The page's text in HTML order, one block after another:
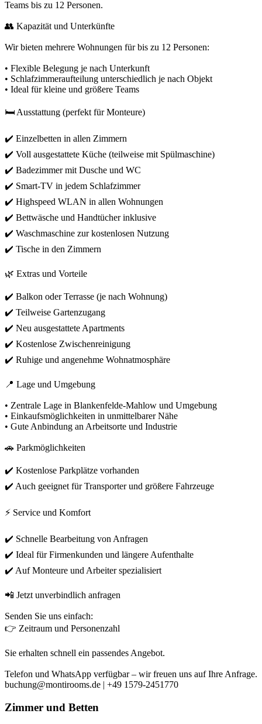
Teams bis zu 12 Personen.
👥 Kapazität und Unterkünfte
Wir bieten mehrere Wohnungen für bis zu 12 Personen:
• Flexible Belegung je nach Unterkunft
• Schlafzimmeraufteilung unterschiedlich je nach Objekt
• Ideal für kleine und größere Teams
🛏️ Ausstattung (perfekt für Monteure)
✔️ Einzelbetten in allen Zimmern
✔️ Voll ausgestattete Küche (teilweise mit Spülmaschine)
✔️ Badezimmer mit Dusche und WC
✔️ Smart-TV in jedem Schlafzimmer
✔️ Highspeed WLAN in allen Wohnungen
✔️ Bettwäsche und Handtücher inklusive
✔️ Waschmaschine zur kostenlosen Nutzung
✔️ Tische in den Zimmern
🌿 Extras und Vorteile
✔️ Balkon oder Terrasse (je nach Wohnung)
✔️ Teilweise Gartenzugang
✔️ Neu ausgestattete Apartments
✔️ Kostenlose Zwischenreinigung
✔️ Ruhige und angenehme Wohnatmosphäre
📍 Lage und Umgebung
• Zentrale Lage in Blankenfelde-Mahlow und Umgebung
• Einkaufsmöglichkeiten in unmittelbarer Nähe
• Gute Anbindung an Arbeitsorte und Industrie
🚗 Parkmöglichkeiten
✔️ Kostenlose Parkplätze vorhanden
✔️ Auch geeignet für Transporter und größere Fahrzeuge
⚡ Service und Komfort
✔️ Schnelle Bearbeitung von Anfragen
✔️ Ideal für Firmenkunden und längere Aufenthalte
✔️ Auf Monteure und Arbeiter spezialisiert
📲 Jetzt unverbindlich anfragen
Senden Sie uns einfach:
👉 Zeitraum und Personenzahl
Sie erhalten schnell ein passendes Angebot.
Telefon und WhatsApp verfügbar – wir freuen uns auf Ihre Anfrage.
buchung@montirooms.de | +49 1579-2451770
Zimmer und Betten